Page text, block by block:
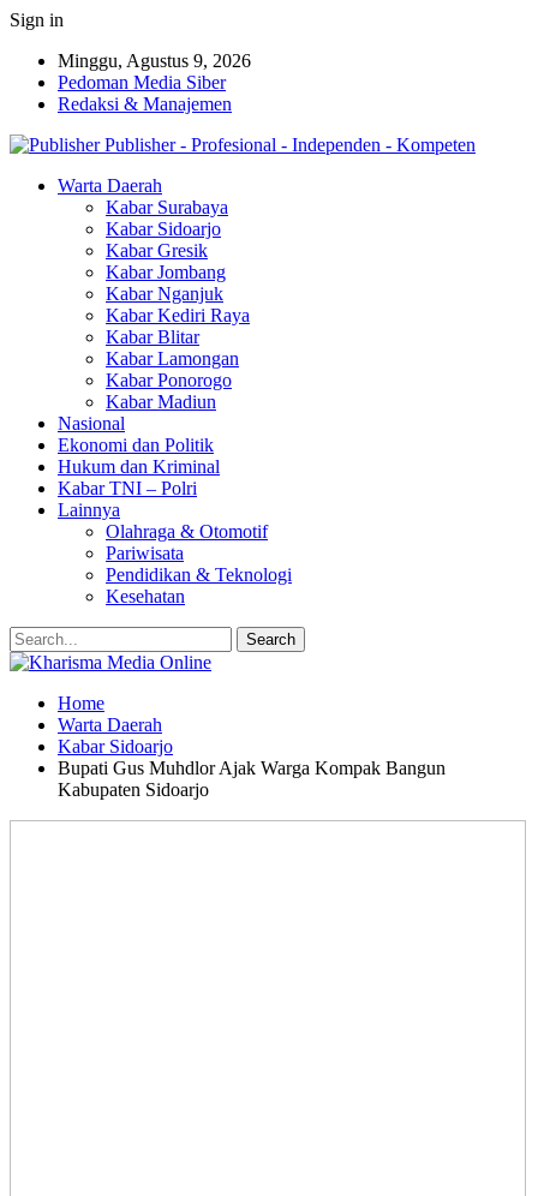
Sign in
Minggu, Agustus 9, 2026
Pedoman Media Siber
Redaksi & Manajemen
Publisher - Profesional - Independen - Kompeten
Warta Daerah
Kabar Surabaya
Kabar Sidoarjo
Kabar Gresik
Kabar Jombang
Kabar Nganjuk
Kabar Kediri Raya
Kabar Blitar
Kabar Lamongan
Kabar Ponorogo
Kabar Madiun
Nasional
Ekonomi dan Politik
Hukum dan Kriminal
Kabar TNI – Polri
Lainnya
Olahraga & Otomotif
Pariwisata
Pendidikan & Teknologi
Kesehatan
Home
Warta Daerah
Kabar Sidoarjo
Bupati Gus Muhdlor Ajak Warga Kompak Bangun
Kabupaten Sidoarjo